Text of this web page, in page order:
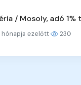
/ Mosoly, adó 1%
hónapja ezelőtt 230